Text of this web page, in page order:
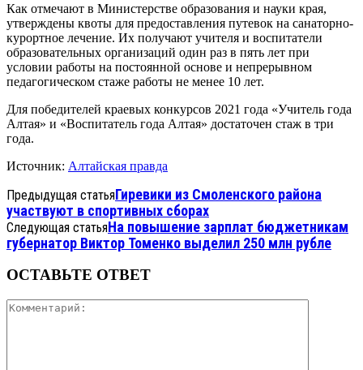
Как отмечают в Министерстве образования и науки края,
утверждены квоты для предоставления путевок на санаторно-
курортное лечение. Их получают учителя и воспитатели
образовательных организаций один раз в пять лет при
условии работы на постоянной основе и непрерывном
педагогическом стаже работы не менее 10 лет.
Для победителей краевых конкурсов 2021 года «Учитель года
Алтая» и «Воспитатель года Алтая» достаточен стаж в три
года.
Источник: Алтайская правда
Предыдущая статьяГиревики из Смоленского района
участвуют в спортивных сборах
Следующая статьяНа повышение зарплат бюджетникам
губернатор Виктор Томенко выделил 250 млн рубле
ОСТАВЬТЕ ОТВЕТ